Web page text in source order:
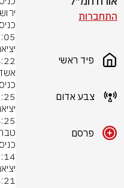
התחברות
פיד ראשי
צבע אדום
פרסם